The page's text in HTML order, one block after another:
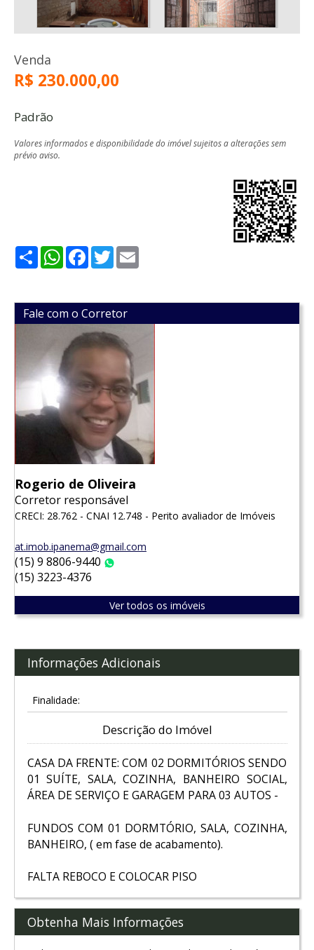
Venda
R$ 230.000,00
Padrão
Valores informados e disponibilidade do imóvel sujeitos a alterações sem
prévio aviso.
ShareWhatsApp
Facebook
Twitter
Fale com o Corretor
Rogerio de Oliveira
Corretor responsável
CRECI: 28.762 - CNAI 12.748 - Perito avaliador de Imóveis
at.imob.ipanema@gmail.com
(15) 9 8806-9440
(15) 3223-4376
Ver todos os imóveis
Informações Adicionais
Finalidade:
Descrição do Imóvel
CASA DA FRENTE: COM 02 DORMITÓRIOS SENDO
01 SUÍTE, SALA, COZINHA, BANHEIRO SOCIAL,
ÁREA DE SERVIÇO E GARAGEM PARA 03 AUTOS -
FUNDOS COM 01 DORMTÓRIO, SALA, COZINHA,
BANHEIRO, ( em fase de acabamento).
FALTA REBOCO E COLOCAR PISO
Obtenha Mais Informações